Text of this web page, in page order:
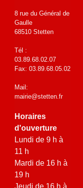
8 rue du Général de
Gaulle
68510 Stetten
Tél :
03.89.68.02.07
Fax: 03.89.68.05.02
Mail:
mairie@stetten.fr
Horaires
d'ouverture
Lundi de 9 h à
11 h
Mardi de 16 h à
19 h
Jeudi de 16 h à